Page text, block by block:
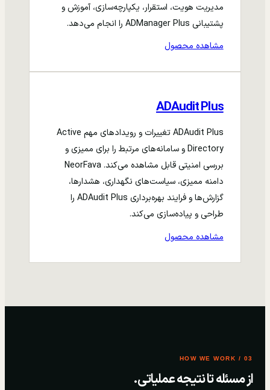
مدیریت هویت، استقرار، یکپارچه‌سازی، آموزش و
پشتیبانی ADManager Plus را انجام می‌دهد.
مشاهده محصول
ADAudit Plus
ADAudit Plus تغییرات و رویدادهای مهم Active
Directory و سامانه‌های مرتبط را برای ممیزی و
بررسی امنیتی قابل مشاهده می‌کند. NeorFava
دامنه ممیزی، سیاست‌های نگهداری، هشدارها،
گزارش‌ها و فرایند بهره‌برداری ADAudit Plus را
طراحی و پیاده‌سازی می‌کند.
مشاهده محصول
03 / HOW WE WORK
از مسئله تا نتیجه عملیاتی.